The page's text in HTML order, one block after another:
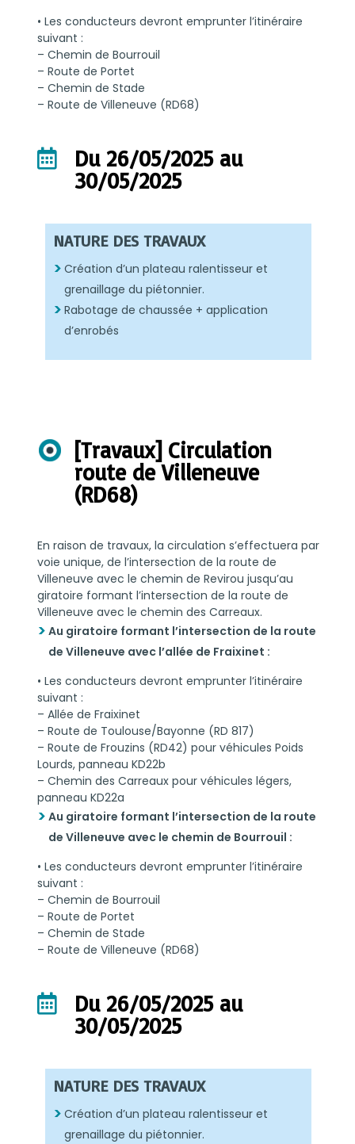
• Les conducteurs devront emprunter l’itinéraire
suivant :
– Chemin de Bourrouil
– Route de Portet
– Chemin de Stade
– Route de Villeneuve (RD68)

Du 26/05/2025 au
30/05/2025
NATURE DES TRAVAUX
Création d’un plateau ralentisseur et
grenaillage du piétonnier.
Rabotage de chaussée + application
d’enrobés
[Travaux] Circulation
route de Villeneuve
(RD68)
En raison de travaux, la circulation s’effectuera par
voie unique, de l’intersection de la route de
Villeneuve avec le chemin de Revirou jusqu’au
giratoire formant l’intersection de la route de
Villeneuve avec le chemin des Carreaux.
Au giratoire formant l’intersection de la route
de Villeneuve avec l’allée de Fraixinet :
• Les conducteurs devront emprunter l’itinéraire
suivant :
– Allée de Fraixinet
– Route de Toulouse/Bayonne (RD 817)
– Route de Frouzins (RD42) pour véhicules Poids
Lourds, panneau KD22b
– Chemin des Carreaux pour véhicules légers,
panneau KD22a
Au giratoire formant l’intersection de la route
de Villeneuve avec le chemin de Bourrouil :
• Les conducteurs devront emprunter l’itinéraire
suivant :
– Chemin de Bourrouil
– Route de Portet
– Chemin de Stade
– Route de Villeneuve (RD68)

Du 26/05/2025 au
30/05/2025
NATURE DES TRAVAUX
Création d’un plateau ralentisseur et
grenaillage du piétonnier.